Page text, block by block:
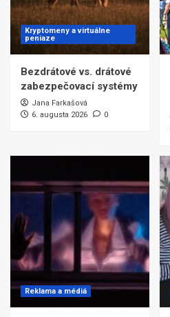
Kryptomeny a virtuálne
peniaze
Bezdrátové vs. drátové
zabezpečovací systémy
Jana Farkašová
6. augusta 2026
0
Reklama a médiá